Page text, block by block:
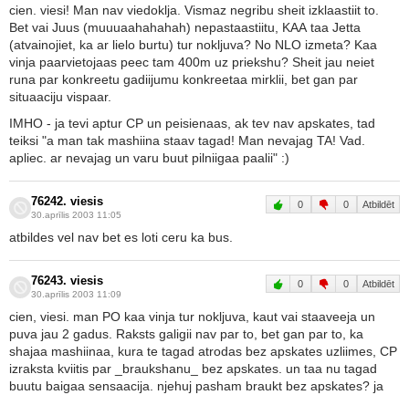
cien. viesi! Man nav viedoklja. Vismaz negribu sheit izklaastiit to.
Bet vai Juus (muuuaahahahah) nepastaastiitu, KAA taa Jetta
(atvainojiet, ka ar lielo burtu) tur nokljuva? No NLO izmeta? Kaa
vinja paarvietojaas peec tam 400m uz priekshu? Sheit jau neiet
runa par konkreetu gadiijumu konkreetaa mirklii, bet gan par
situaaciju vispaar.
IMHO - ja tevi aptur CP un peisienaas, ak tev nav apskates, tad
teiksi "a man tak mashiina staav tagad! Man nevajag TA! Vad.
apliec. ar nevajag un varu buut pilniigaa paalii" :)
76242. viesis
30.aprīlis 2003 11:05
0 0 Atbildēt
atbildes vel nav bet es loti ceru ka bus.
76243. viesis
30.aprīlis 2003 11:09
0 0 Atbildēt
cien, viesi. man PO kaa vinja tur nokljuva, kaut vai staaveeja un
puva jau 2 gadus. Raksts galigii nav par to, bet gan par to, ka
shajaa mashiinaa, kura te tagad atrodas bez apskates uzliimes, CP
izraksta kviitis par _braukshanu_ bez apskates. un taa nu tagad
buutu baigaa sensaacija. njehuj pasham braukt bez apskates? ja